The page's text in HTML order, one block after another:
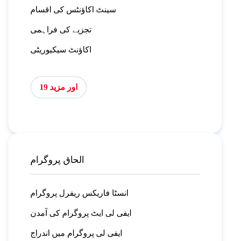
سینٹ اکاؤنٹس کی اقسام
تجزیے کی فراہمی
اکاؤنٹ سیکیوریٹی
اور مزید 19
الحاق پروگرام
انسٹا فاریکس ریفرل پروگرام
ایفی لی ایٹ پروگرام کی آمدن
ایفی لی پروگرام میں اندراج